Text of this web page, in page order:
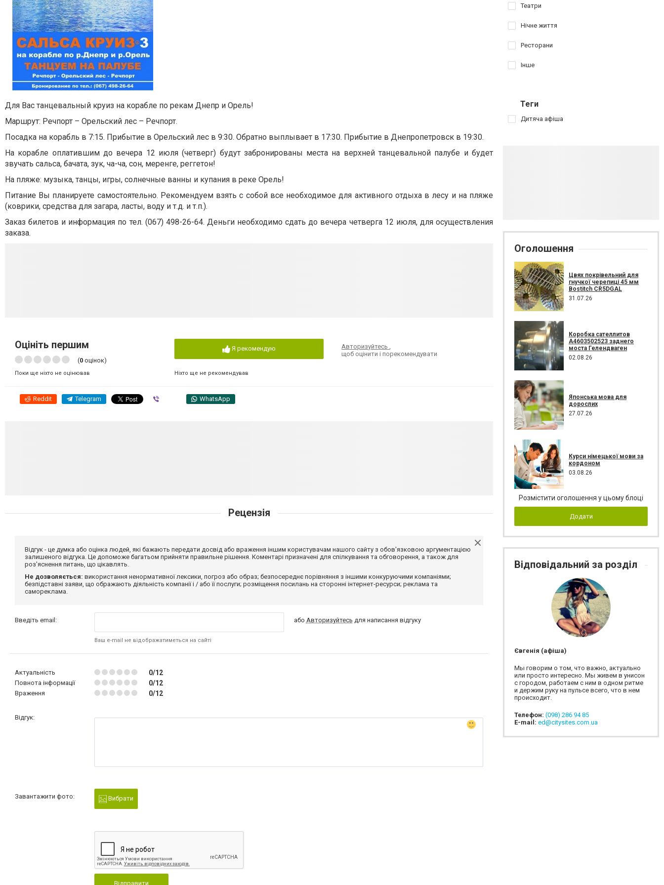
Для Вас танцевальный круиз на корабле по рекам Днепр и Орель!
Маршрут: Речпорт – Орельский лес – Речпорт.
Посадка на корабль в 7:15. Прибытие в Орельский лес в 9:30. Обратно выплывает в 17:30. Прибытие в Днепропетровск в 19:30.
На корабле оплатившим до вечера 12 июля (четверг) будут забронированы места на верхней танцевальной палубе и будет
звучать сальса, бачата, зук, ча-ча, сон, меренге, реггетон!
На пляже: музыка, танцы, игры, солнечные ванны и купания в реке Орель!
Питание Вы планируете самостоятельно. Рекомендуем взять с собой все необходимое для активного отдыха в лесу и на пляже
(коврики, средства для загара, ласты, воду и т.д. и т.п.).
Заказ билетов и информация по тел. (067) 498-26-64. Деньги необходимо сдать до вечера четверга 12 июля, для осуществления
заказа.
Оцініть першим
(0 оцінок)
Поки ще ніхто не оцінював
Я рекомендую
Ніхто ще не рекомендував
Авторизуйтесь,
щоб оцінити і порекомендувати
Reddit Telegram WhatsApp
Рецензія
Відгук - це думка або оцінка людей, які бажають передати досвід або враження іншим користувачам нашого сайту з обов'язковою аргументацією
залишеного відгука. Це допоможе багатьом прийняти правильне рішення. Коментарі призначені для спілкування та обговорення, а також для
роз'яснення питань, що цікавлять.
Не дозволяється: використання ненормативної лексики, погроз або образ; безпосереднє порівняння з іншими конкуруючими компаніями;
безпідставні заяви, що ображають діяльність компанії і / або її послуги; розміщення посилань на сторонні інтернет-ресурси; реклама та
самореклама.
Введіть email:
Ваш e-mail не відображатиметься на сайті
або Авторизуйтесь для написання відгуку
Актуальність 0/12
Повнота інформації 0/12
Враження 0/12
Відгук:
Завантажити фото: Вибрати
Відправити
Театри
Нічне життя
Ресторани
Інше
Теги
Дитяча афіша
Оголошення
Цвях покрівельний для
гнучкої черепиці 45 мм
Bostitch CR5DGAL
31.07.26
Коробка сателлитов
A4603502523 заднего
моста Гелендваген
02.08.26
Японська мова для
дорослих
27.07.26
Курси німецької мови за
кордоном
03.08.26
Розмістити оголошення у цьому блоці
Додати
Відповідальний за розділ
Євгенія (афіша)
Мы говорим о том, что важно, актуально
или просто интересно. Мы живем в унисон
с городом, работаем с ним в одном ритме
и держим руку на пульсе всего, что в нем
происходит.
Телефон: (098) 286 94 85
E-mail: ed@citysites.com.ua